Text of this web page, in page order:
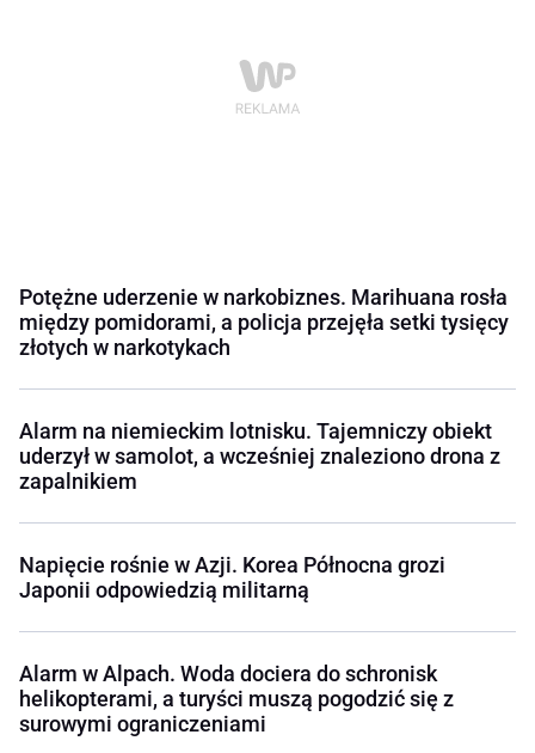
Potężne uderzenie w narkobiznes. Marihuana rosła
między pomidorami, a policja przejęła setki tysięcy
złotych w narkotykach
Alarm na niemieckim lotnisku. Tajemniczy obiekt
uderzył w samolot, a wcześniej znaleziono drona z
zapalnikiem
Napięcie rośnie w Azji. Korea Północna grozi
Japonii odpowiedzią militarną
Alarm w Alpach. Woda dociera do schronisk
helikopterami, a turyści muszą pogodzić się z
surowymi ograniczeniami